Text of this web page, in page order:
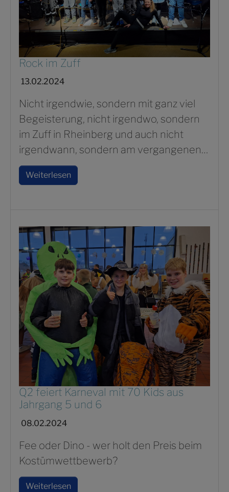
Rock im Zuff
13.02.2024
Nicht irgendwie, sondern mit ganz viel
Begeisterung, nicht irgendwo, sondern
im Zuff in Rheinberg und auch nicht
irgendwann, sondern am vergangenen…
Weiterlesen
Q2 feiert Karneval mit 70 Kids aus
Jahrgang 5 und 6
08.02.2024
Fee oder Dino - wer holt den Preis beim
Kostümwettbewerb?
Weiterlesen